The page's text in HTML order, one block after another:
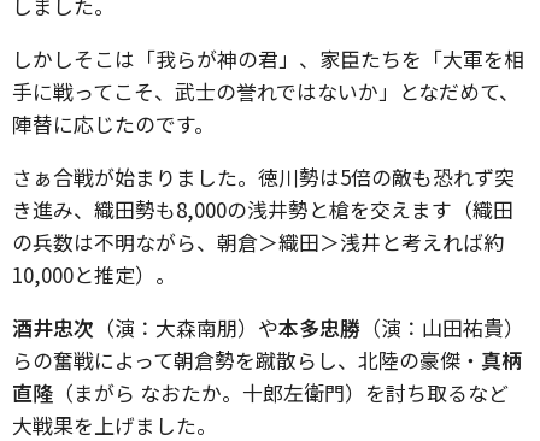
しかしそこは「我らが神の君」、家臣たちを「大軍を相
手に戦ってこそ、武士の誉れではないか」となだめて、
陣替に応じたのです。
さぁ合戦が始まりました。徳川勢は5倍の敵も恐れず突
き進み、織田勢も8,000の浅井勢と槍を交えます（織田
の兵数は不明ながら、朝倉＞織田＞浅井と考えれば約
10,000と推定）。
酒井忠次 （演：大森南朋）や本多忠勝 （演：山田祐貴）
らの奮戦によって朝倉勢を蹴散らし、北陸の豪傑・ 真柄
直隆 （まがら なおたか。十郎左衛門）を討ち取るなど
大戦果を上げました。